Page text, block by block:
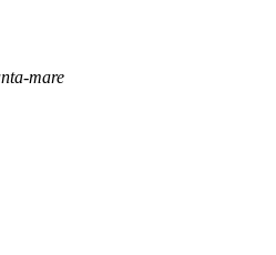
mare